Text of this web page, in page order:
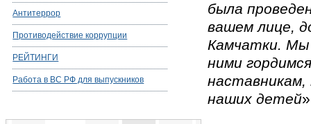
Антитеррор
Противодействие коррупции
РЕЙТИНГИ
Работа в ВС РФ для выпускников
была
вашем лице,
Камчатки. Мы
ними
наших детей